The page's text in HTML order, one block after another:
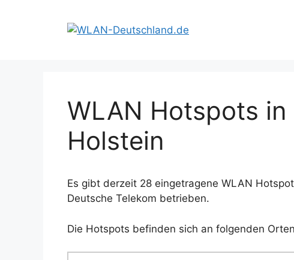
WLAN Hotspots
Holstein
Es gibt derzeit 28 eingetragene WLAN
Deutsche Telekom betrieben.
Die Hotspots befinden sich an folgenden